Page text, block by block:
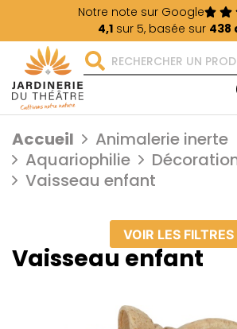
Notre note sur Google
4,1 sur 5, basée sur 438
Accueil
Animalerie inerte
Aquariophilie
Vaisseau enfant
VOIR LES FILTRES
Vaisseau enfant